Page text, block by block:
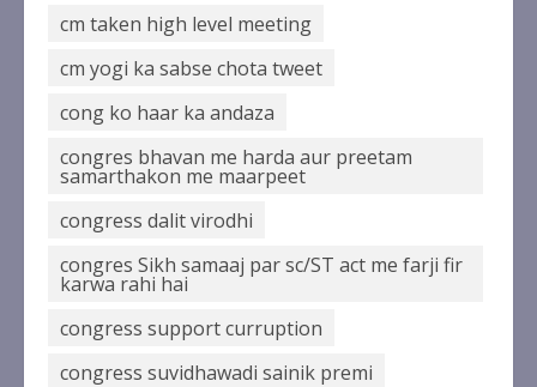
cm taken high level meeting
cm yogi ka sabse chota tweet
cong ko haar ka andaza
congres bhavan me harda aur preetam
samarthakon me maarpeet
congress dalit virodhi
congres Sikh samaaj par sc/ST act me farji fir
karwa rahi hai
congress support curruption
congress suvidhawadi sainik premi